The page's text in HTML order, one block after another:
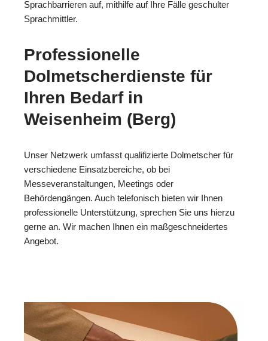
Sprachbarrieren auf, mithilfe auf Ihre Fälle geschulter
Sprachmittler.
Professionelle
Dolmetscherdienste für
Ihren Bedarf in
Weisenheim (Berg)
Unser Netzwerk umfasst qualifizierte Dolmetscher für
verschiedene Einsatzbereiche, ob bei
Messeveranstaltungen, Meetings oder
Behördengängen. Auch telefonisch bieten wir Ihnen
professionelle Unterstützung, sprechen Sie uns hierzu
gerne an. Wir machen Ihnen ein maßgeschneidertes
Angebot.